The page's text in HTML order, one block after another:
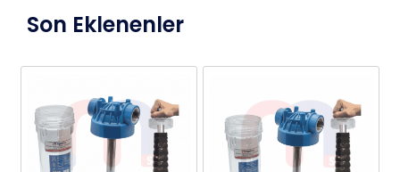
Son Eklenenler